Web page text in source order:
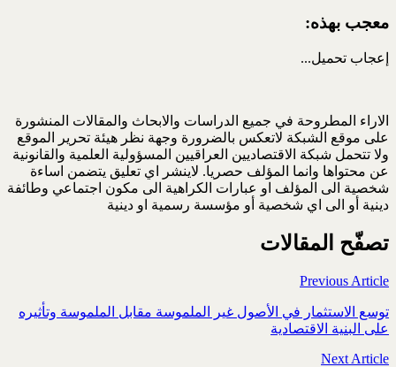
معجب بهذه:
إعجاب تحميل...
الاراء المطروحة في جميع الدراسات والابحاث والمقالات المنشورة
على موقع الشبكة لاتعكس بالضرورة وجهة نظر هيئة تحرير الموقع
ولا تتحمل شبكة الاقتصاديين العراقيين المسؤولية العلمية والقانونية
عن محتواها وانما المؤلف حصريا. لاينشر اي تعليق يتضمن اساءة
شخصية الى المؤلف او عبارات الكراهية الى مكون اجتماعي وطائفة
دينية أو الى اي شخصية أو مؤسسة رسمية او دينية
تصفّح المقالات
Previous Article
توسع الاستثمار في الأصول غير الملموسة مقابل الملموسة وتأثيره
على ‏البنية الاقتصادية
Next Article